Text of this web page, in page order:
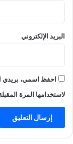
البريد الإلكتروني
احفظ اسمي، بريدي
لاستخدامها المرة